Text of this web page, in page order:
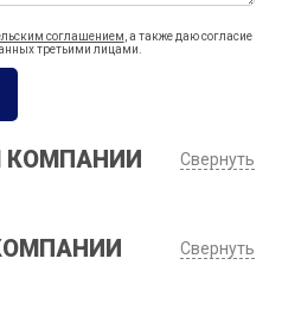
соглашением , а также даю согласие
третьими лицами.
КОМПАНИИ
Свернуть
Свернуть